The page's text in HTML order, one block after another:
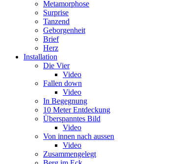
Metamorphose
Surprise
Tanzend
Geborgenheit
Brief
Herz
Installation
Die Vier
Video
Fallen down
Video
In Begegnung
10 Meter Entdeckung
Überspanntes Bild
Video
Von innen nach aussen
Video
Zusammengelegt